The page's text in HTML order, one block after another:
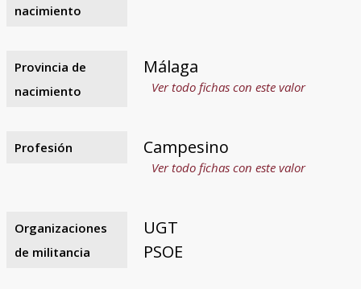
nacimiento
Provincia de
nacimiento
Málaga
Ver todo fichas con este valor
Profesión Campesino
Ver todo fichas con este valor
Organizaciones
de militancia
UGT
PSOE